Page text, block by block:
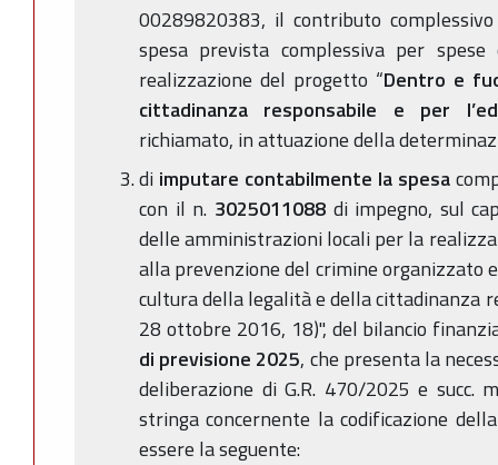
00289820383, il contributo
spesa prevista complessiva per
realizzazione del progetto “Dentro e
cittadinanza responsabile e per
richiamato, in attuazione della
di imputare contabilmente la spesa
con il n. 3025011088di impegno, sul
delle amministrazioni locali per la
alla prevenzione del crimine organizzato
cultura della legalità e della cittadinanza
28 ottobre 2016, 18)", del bilancio
di previsione 2025, che presenta la
deliberazione di G.R. 470/2025 e succ.
stringa concernente la codificazione
essere la seguente: